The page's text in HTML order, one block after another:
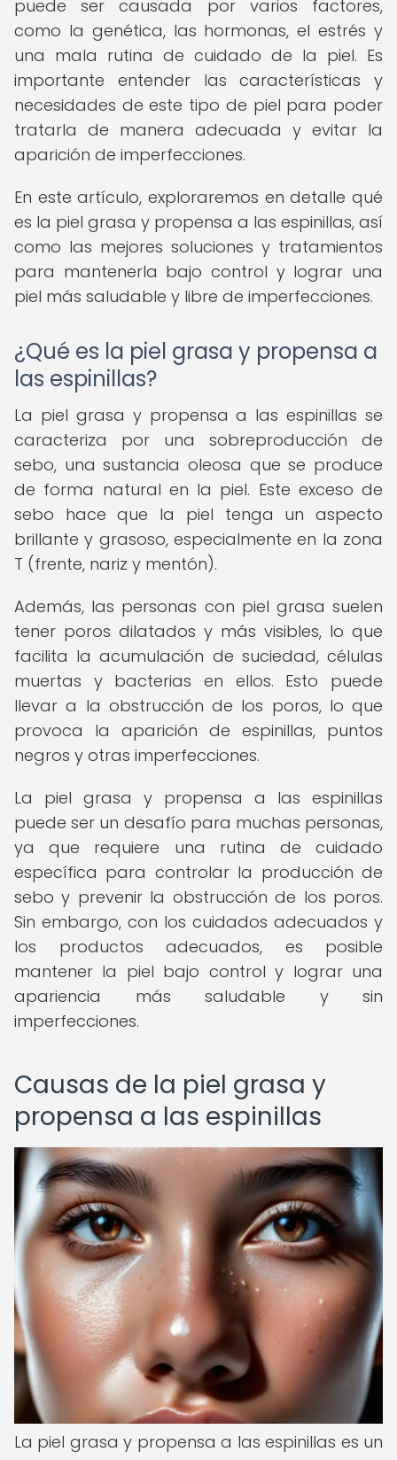
puede ser causada por varios factores,
como la genética, las hormonas, el estrés y
una mala rutina de cuidado de la piel. Es
importante entender las características y
necesidades de este tipo de piel para poder
tratarla de manera adecuada y evitar la
aparición de imperfecciones.
En este artículo, exploraremos en detalle qué
es la piel grasa y propensa a las espinillas, así
como las mejores soluciones y tratamientos
para mantenerla bajo control y lograr una
piel más saludable y libre de imperfecciones.
¿Qué es la piel grasa y propensa a
las espinillas?
La piel grasa y propensa a las espinillas se
caracteriza por una sobreproducción de
sebo, una sustancia oleosa que se produce
de forma natural en la piel. Este exceso de
sebo hace que la piel tenga un aspecto
brillante y grasoso, especialmente en la zona
T (frente, nariz y mentón).
Además, las personas con piel grasa suelen
tener poros dilatados y más visibles, lo que
facilita la acumulación de suciedad, células
muertas y bacterias en ellos. Esto puede
llevar a la obstrucción de los poros, lo que
provoca la aparición de espinillas, puntos
negros y otras imperfecciones.
La piel grasa y propensa a las espinillas
puede ser un desafío para muchas personas,
ya que requiere una rutina de cuidado
específica para controlar la producción de
sebo y prevenir la obstrucción de los poros.
Sin embargo, con los cuidados adecuados y
los productos adecuados, es posible
mantener la piel bajo control y lograr una
apariencia más saludable y sin
imperfecciones.
Causas de la piel grasa y
propensa a las espinillas
La piel grasa y propensa a las espinillas es un